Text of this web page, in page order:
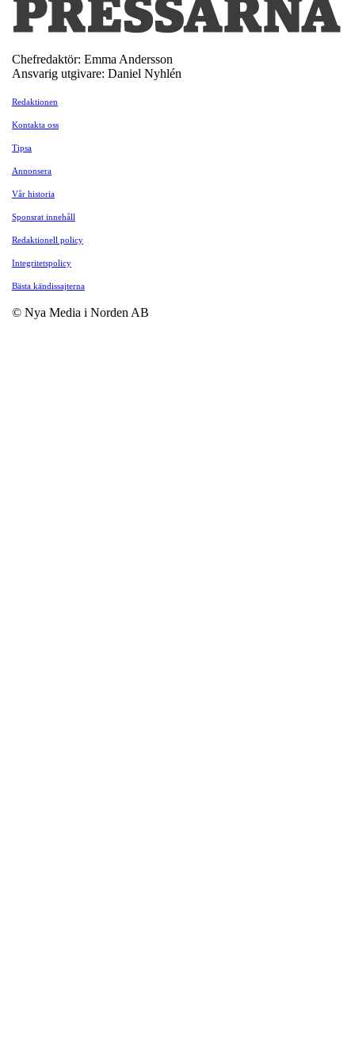
Chefredaktör: Emma Andersson
Ansvarig utgivare: Daniel Nyhlén
Redaktionen
Kontakta oss
Tipsa
Annonsera
Vår historia
Sponsrat innehåll
Redaktionell policy
Integritetspolicy
Bästa kändissajterna
© Nya Media i Norden AB